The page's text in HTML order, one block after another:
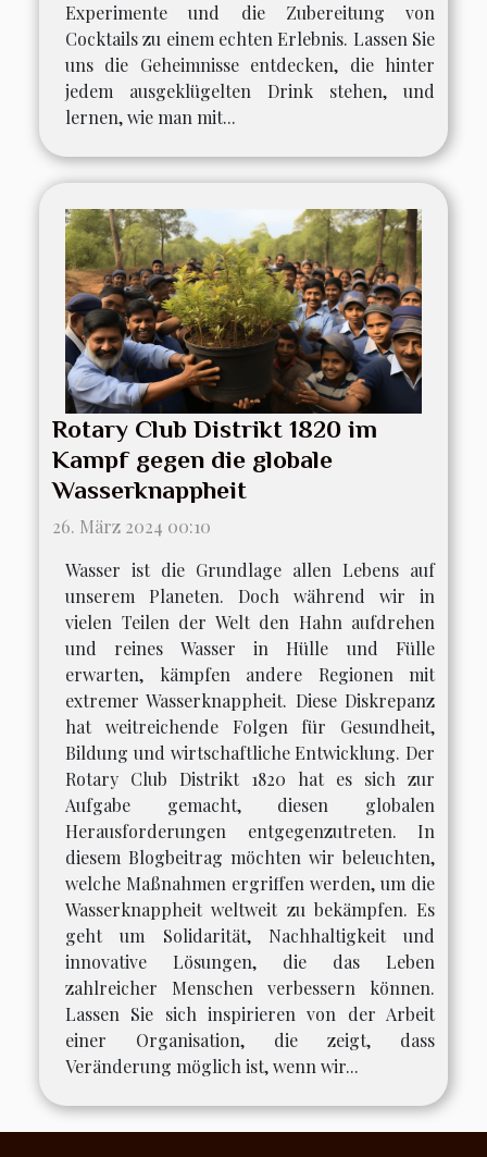
Experimente und die Zubereitung von
Cocktails zu einem echten Erlebnis. Lassen Sie
uns die Geheimnisse entdecken, die hinter
jedem ausgeklügelten Drink stehen, und
lernen, wie man mit...
Rotary Club Distrikt 1820 im
Kampf gegen die globale
Wasserknappheit
26. März 2024 00:10
Wasser ist die Grundlage allen Lebens auf
unserem Planeten. Doch während wir in
vielen Teilen der Welt den Hahn aufdrehen
und reines Wasser in Hülle und Fülle
erwarten, kämpfen andere Regionen mit
extremer Wasserknappheit. Diese Diskrepanz
hat weitreichende Folgen für Gesundheit,
Bildung und wirtschaftliche Entwicklung. Der
Rotary Club Distrikt 1820 hat es sich zur
Aufgabe gemacht, diesen globalen
Herausforderungen entgegenzutreten. In
diesem Blogbeitrag möchten wir beleuchten,
welche Maßnahmen ergriffen werden, um die
Wasserknappheit weltweit zu bekämpfen. Es
geht um Solidarität, Nachhaltigkeit und
innovative Lösungen, die das Leben
zahlreicher Menschen verbessern können.
Lassen Sie sich inspirieren von der Arbeit
einer Organisation, die zeigt, dass
Veränderung möglich ist, wenn wir...